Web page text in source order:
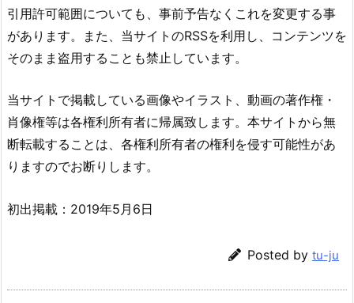
引用許可範囲についても、事前予告なくこれを変更する事
があります。また、当サイトのRSSを利用し、コンテンツを
そのまま盗用することも禁止しています。
当サイトで掲載している画像やイラスト、動画の著作権・
肖像権等は各権利所有者に帰属致します。本サイトから無
断転載することは、各権利所有者の権利を侵す可能性があ
りますのでお断りします。
初出掲載：2019年5月6日
Posted by tu-ju